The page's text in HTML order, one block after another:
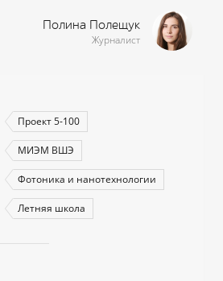
Полина Полещук
Журналист
Проект 5-100
МИЭМ ВШЭ
Фотоника и нанотехнологии
Летняя школа